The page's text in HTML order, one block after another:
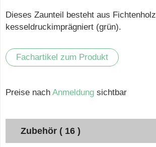
Dieses Zaunteil besteht aus Fichtenholz
kesseldruckimprägniert (grün).
Fachartikel zum Produkt
Preise nach Anmeldung sichtbar
Zubehör ( 16 )